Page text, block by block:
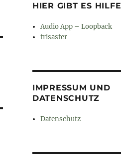
HIER GIBT ES HILFE
Audio App – Loopback
trisaster
IMPRESSUM UND
DATENSCHUTZ
Datenschutz